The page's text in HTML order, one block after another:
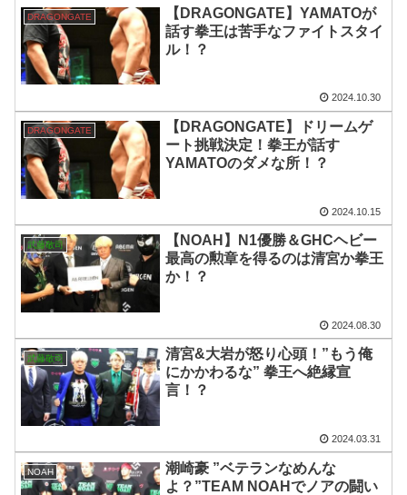
DRAGONGATE
【DRAGONGATE】YAMATOが
話す拳王は苦手なファイトスタイ
ル！？
2024.10.30
DRAGONGATE
【DRAGONGATE】ドリームゲ
ート挑戦決定！拳王が話す
YAMATOのダメな所！？
2024.10.15
武藤敬司
【NOAH】N1優勝＆GHCヘビー
最高の勲章を得るのは清宮か拳王
か！？
2024.08.30
武藤敬司
清宮&大岩が怒り心頭！”もう俺
にかかわるな” 拳王へ絶縁宣
言！？
2024.03.31
NOAH
潮崎豪 ”ベテランなめんな
よ？”TEAM NOAHでノアの闘い